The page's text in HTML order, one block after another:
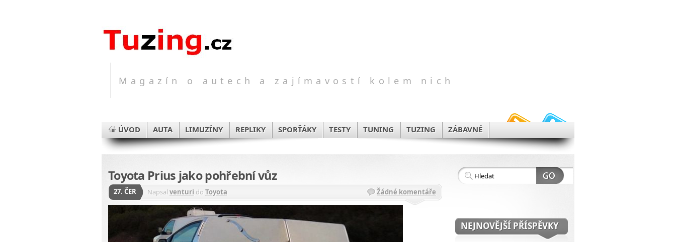
Magazín o autech a zajímavostí kolem nich
ÚVOD AUTA LIMUZÍNY REPLIKY SPORŤÁKY TESTY TUNING TUZING ZÁBAVNÉ
Toyota Prius jako pohřební vůz
27. ČER Napsal venturi do Toyota Žádné komentáře
NEJNOVĚJŠÍ PŘÍSPĚVKY